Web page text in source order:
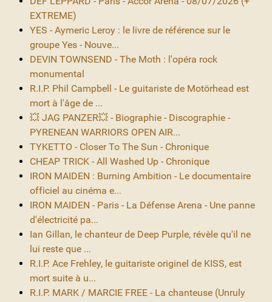
EXTREME)
YES - Aymeric Leroy : le livre de référence sur le
groupe Yes - Nouve...
DEVIN TOWNSEND - The Moth : l'opéra rock
monumental
R.I.P. Phil Campbell - Le guitariste de Motörhead est
mort à l'âge de ...
💥 JAG PANZER💥 - Biographie - Discographie -
PYRENEAN WARRIORS OPEN AIR...
TYKETTO - Closer To The Sun - Chronique
CHEAP TRICK - All Washed Up - Chronique
IRON MAIDEN : Burning Ambition - Le documentaire
officiel au cinéma e...
IRON MAIDEN - Paris - La Défense Arena - Une panne
d'électricité pa...
Ian Gillan, le chanteur de Deep Purple, révèle qu'il ne
lui reste que ...
R.I.P. Ace Frehley, le guitariste originel de KISS, est
mort suite à u...
R.I.P. MARK / MARCIE FREE - La chanteuse (Unruly